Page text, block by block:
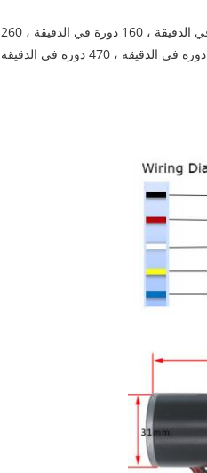
سرعة عدم التحميل: 16 دورة في الدقيقة ، 27 دورة في الدقيقة ، 40 دورة في الدقيقة ، 80 دورة في الدقيقة ، 160 دورة في الدقيقة ، 260
دورة في الدقيقة ، 470 دورة في الدقيقة